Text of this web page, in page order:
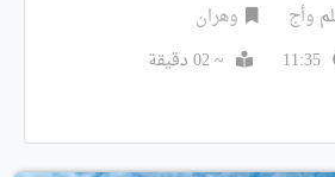
وأج
وهران
~ 02 دقيقة